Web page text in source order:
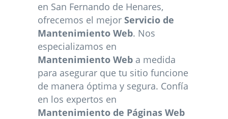
en San Fernando de Henares,
ofrecemos el mejor Servicio de
Mantenimiento Web. Nos
especializamos en
Mantenimiento Web a medida
para asegurar que tu sitio funcione
de manera óptima y segura. Confía
en los expertos en
Mantenimiento de Páginas Web